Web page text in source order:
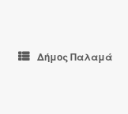
Δήμος Παλαμά